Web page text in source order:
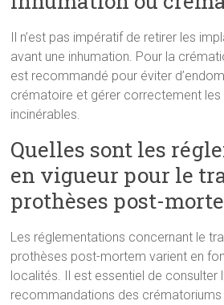
Il n’est pas impératif de retirer les
avant une inhumation. Pour la
est recommandé pour éviter
crématoire et gérer correctement
incinérables.
Quelles sont les
en vigueur pour le
prothèses post-
Les réglementations concernant le
prothèses post-mortem varient en
localités. Il est essentiel de consulter
recommandations des